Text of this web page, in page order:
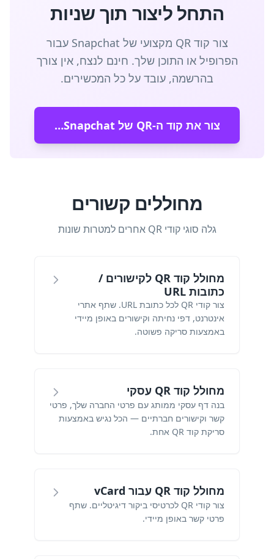
התחל ליצור תוך שניות
צור קוד QR מקצועי של Snapchat עבור
הפרופיל או התוכן שלך. חינם לנצח, אין צורך
בהרשמה, עובד על כל המכשירים.
צור את קוד ה-QR של Snapchat שלך עכשיו
מחוללים קשורים
גלה סוגי קודי QR אחרים למטרות שונות
מחולל קוד QR לקישורים /
כתובות URL
צור קודי QR לכל כתובת URL. שתף אתרי
אינטרנט, דפי נחיתה וקישורים באופן מיידי
באמצעות סריקה פשוטה.
מחולל קוד QR עסקי
בנה דף עסקי ממותג עם פרטי החברה שלך, פרטי
קשר וקישורים חברתיים — הכל נגיש באמצעות
סריקת קוד QR אחת.
מחולל קוד QR עבור vCard
צור קודי QR לכרטיסי ביקור דיגיטליים. שתף
פרטי קשר באופן מיידי.